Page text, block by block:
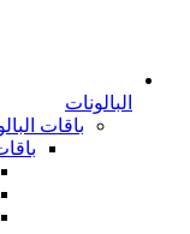
البالونات
باقات